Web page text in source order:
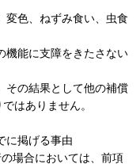
変色、ねずみ食い、虫食
機能に支障をきたさない
その結果として他の補償
はありません。
に掲げる事由
場合においては、前項